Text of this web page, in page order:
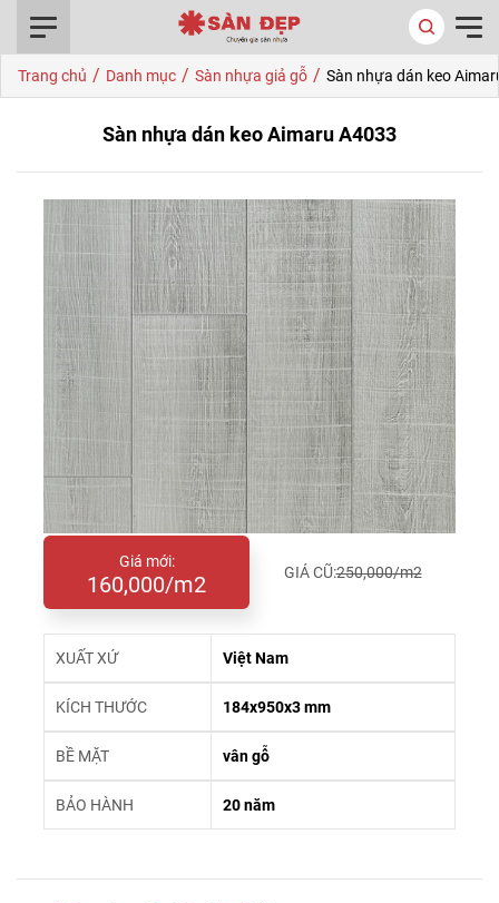
Trang chủ / Danh mục / Sàn nhựa giả gỗ / Sàn nhựa dán keo
Sàn nhựa dán keo Aimaru A4033
Giá mới:
160,000/m2 GIÁ CŨ:250,000/m2
XUẤT XỨ Việt Nam
KÍCH THƯỚC 184x950x3 mm
BỀ MẶT vân gỗ
BẢO HÀNH 20 năm